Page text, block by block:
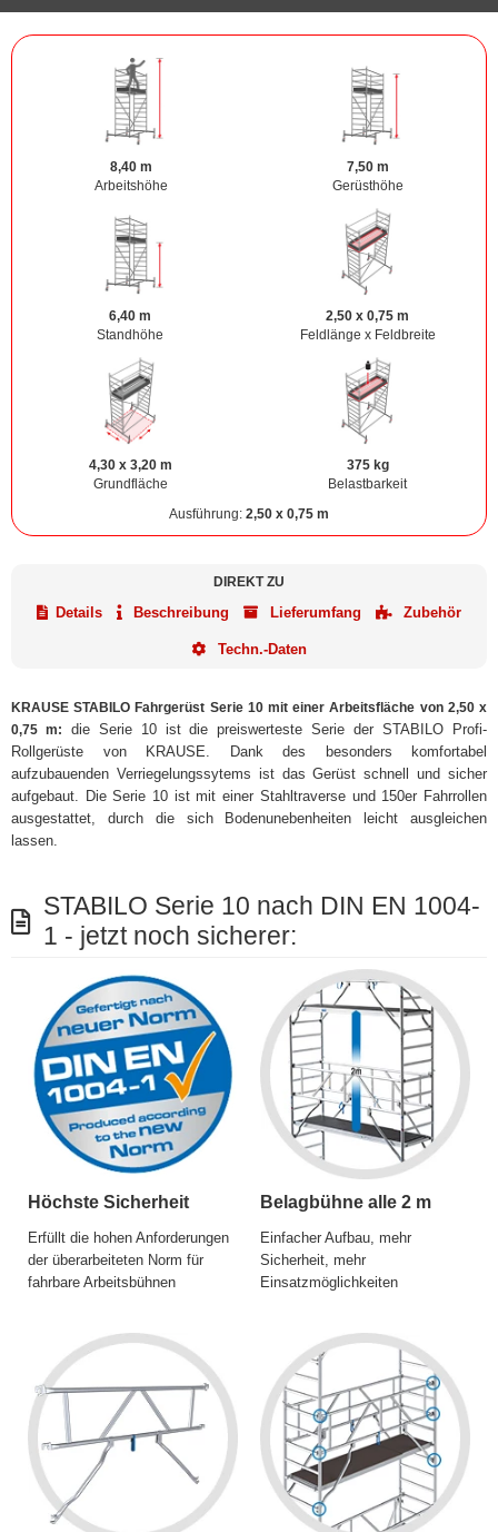
8,40 m
Arbeitshöhe
7,50 m
Gerüsthöhe
6,40 m
Standhöhe
2,50 x 0,75 m
Feldlänge x Feldbreite
4,30 x 3,20 m
Grundfläche
375 kg
Belastbarkeit
Ausführung: 2,50 x 0,75 m
DIREKT ZU
Details Beschreibung Lieferumfang Zubehör
Techn.-Daten
KRAUSE STABILO Fahrgerüst Serie 10 mit einer Arbeitsfläche von 2,50 x
0,75 m:
die Serie 10 ist die preiswerteste Serie der STABILO Profi-
Rollgerüste von KRAUSE. Dank des besonders komfortabel
aufzubauenden Verriegelungssytems ist das Gerüst schnell und sicher
aufgebaut. Die Serie 10 ist mit einer Stahltraverse und 150er Fahrrollen
ausgestattet, durch die sich Bodenunebenheiten leicht ausgleichen
lassen.
STABILO Serie 10 nach DIN EN 1004-
1 - jetzt noch sicherer:
Höchste Sicherheit
Erfüllt die hohen Anforderungen
der überarbeiteten Norm für
fahrbare Arbeitsbühnen
Belagbühne alle 2 m
Einfacher Aufbau, mehr
Sicherheit, mehr
Einsatzmöglichkeiten